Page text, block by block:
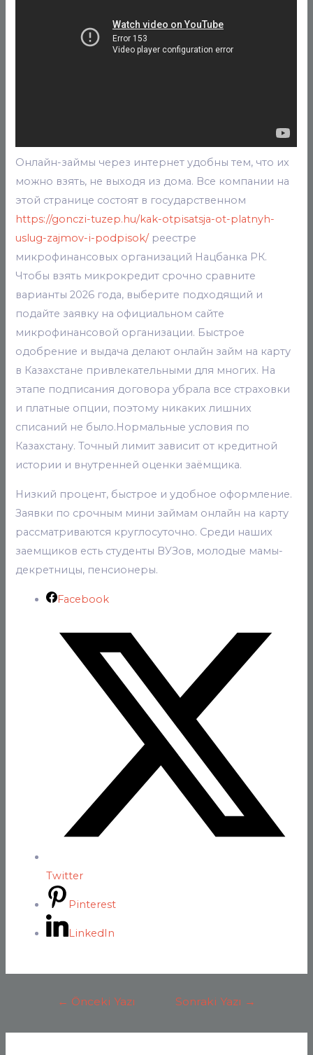
Онлайн-займы через интернет удобны тем, что их
можно взять, не выходя из дома. Все компании на
этой странице состоят в государственном
https://gonczi-tuzep.hu/kak-otpisatsja-ot-platnyh-
uslug-zajmov-i-podpisok/ реестре
микрофинансовых организаций Нацбанка РК.
Чтобы взять микрокредит срочно сравните
варианты 2026 года, выберите подходящий и
подайте заявку на официальном сайте
микрофинансовой организации. Быстрое
одобрение и выдача делают онлайн займ на карту
в Казахстане привлекательными для многих. На
этапе подписания договора убрала все страховки
и платные опции, поэтому никаких лишних
списаний не было.Нормальные условия по
Казахстану. Точный лимит зависит от кредитной
истории и внутренней оценки заёмщика.
Низкий процент, быстрое и удобное оформление.
Заявки по срочным мини займам онлайн на карту
рассматриваются круглосуточно. Среди наших
заемщиков есть студенты ВУЗов, молодые мамы-
декретницы, пенсионеры.
Facebook
Twitter
Pinterest
LinkedIn
Yazı← Önceki Yazı Sonraki Yazı →